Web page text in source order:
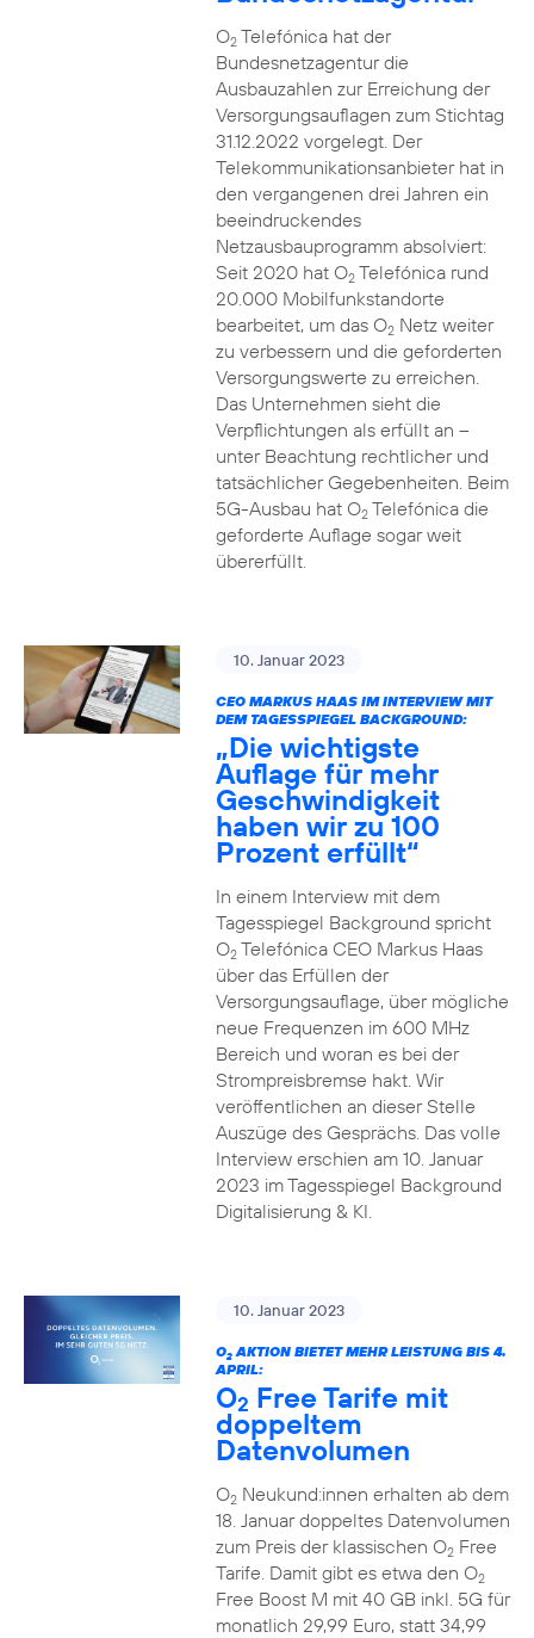
O2Telefónica hat der
Bundesnetzagentur die
Ausbauzahlen zur Erreichung der
Versorgungsauflagen zum Stichtag
31.12.2022 vorgelegt. Der
Telekommunikationsanbieter hat in
den vergangenen drei Jahren ein
beeindruckendes
Netzausbauprogramm absolviert:
Seit 2020 hat O2Telefónica rund
20.000 Mobilfunkstandorte
bearbeitet, um das O2Netz weiter
zu verbessern und die geforderten
Versorgungswerte zu erreichen.
Das Unternehmen sieht die
Verpflichtungen als erfüllt an –
unter Beachtung rechtlicher und
tatsächlicher Gegebenheiten. Beim
5G-Ausbau hat O2Telefónica die
geforderte Auflage sogar weit
übererfüllt.
10. Januar 2023
CEO MARKUS HAAS IM INTERVIEW MIT
DEM TAGESSPIEGEL BACKGROUND:
„Die wichtigste
Auflage für mehr
Geschwindigkeit
haben wir zu 100
Prozent erfüllt“
In einem Interview mit dem
Tagesspiegel Background spricht
O2Telefónica CEO Markus Haas
über das Erfüllen der
Versorgungsauflage, über mögliche
neue Frequenzen im 600 MHz
Bereich und woran es bei der
Strompreisbremse hakt. Wir
veröffentlichen an dieser Stelle
Auszüge des Gesprächs. Das volle
Interview erschien am 10. Januar
2023 im Tagesspiegel Background
Digitalisierung & KI.
10. Januar 2023
O2AKTION BIETET MEHR LEISTUNG BIS 4.
APRIL:
O2 Free Tarife mit
doppeltem
Datenvolumen
O2Neukund:innen erhalten ab dem
18. Januar doppeltes Datenvolumen
zum Preis der klassischen O2Free
Tarife. Damit gibt es etwa den O2
Free Boost M mit 40 GB inkl. 5G für
monatlich 29,99 Euro, statt 34,99